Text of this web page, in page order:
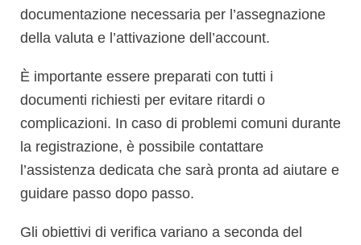
documentazione necessaria per l’assegnazione
della valuta e l’attivazione dell’account.
È importante essere preparati con tutti i
documenti richiesti per evitare ritardi o
complicazioni. In caso di problemi comuni durante
la registrazione, è possibile contattare
l’assistenza dedicata che sarà pronta ad aiutare e
guidare passo dopo passo.
Gli obiettivi di verifica variano a seconda del